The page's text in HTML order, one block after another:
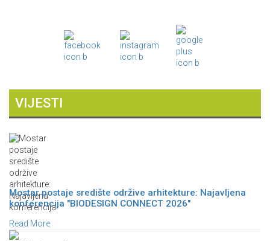
VIJESTI
Mostar postaje središte održive arhitekture: Najavljena
konferencija "BIODESIGN CONNECT 2026"
Read More